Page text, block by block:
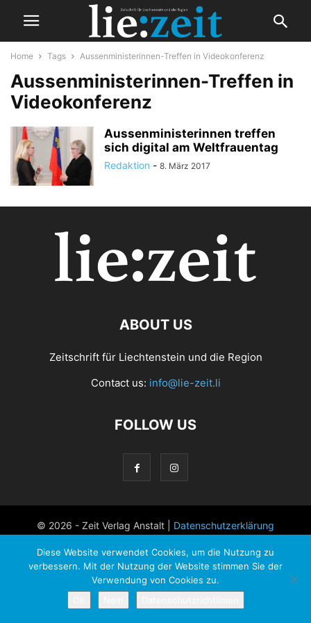
Home Tags Aussenministerinnen-Treffen in Videokonferenz
Aussenministerinnen-Treffen in
Videokonferenz
Aussenministerinnen treffen
sich digital am Weltfrauentag
Redaktion - 8. März 2017
ABOUT US
Zeitschrift für Liechtenstein und die Region
Contact us: info@lie-zeit.li
FOLLOW US
© 2026 - Zeit Verlag Anstalt | Datenschutzerklärung
Diese Website verwendet Cookies, um die Nutzung zu
verbessern. Mit der Nutzung der Website stimmen Sie der
Verwendung von Cookies zu.